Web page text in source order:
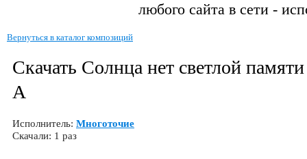
любого сайта в сети -
Вернуться в каталог композиций
Скачать Солнца нет светлой памяти
А
Исполнитель: Многоточие
Скачали: 1 раз